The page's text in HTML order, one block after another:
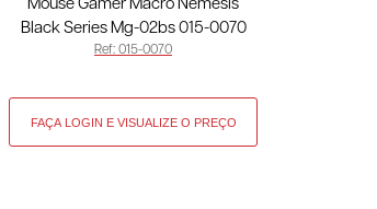
Mouse Gamer Macro Nemesis
Black Series Mg-02bs 015-0070
Ref: 015-0070